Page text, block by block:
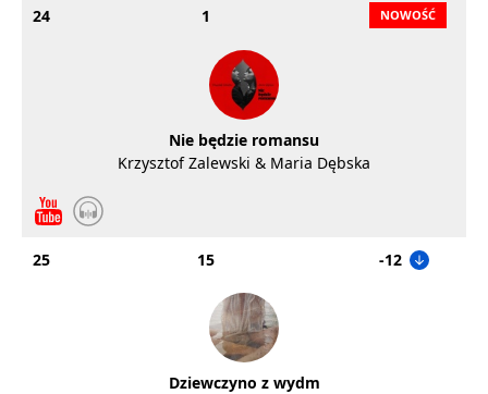
24 1
Nie będzie romansu
Krzysztof Zalewski & Maria Dębska
25 15 -12
Dziewczyno z wydm